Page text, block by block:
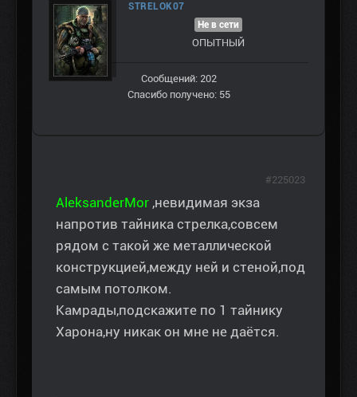
STRELOK07
Не в сети
ОПЫТНЫЙ
Сообщений: 202
Спасибо получено: 55
AleksanderMor ,невидимая экза
напротив тайника стрелка,совсем
рядом с такой же металлической
конструкцией,между ней и стеной,под
самым потолком.
Камрады,подскажите по 1 тайнику
Харона,ну никак он мне не даётся.
#225023